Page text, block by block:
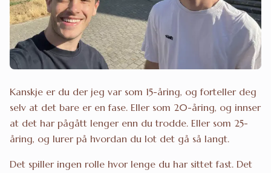
Kanskje er du der jeg var som 15-åring, og forteller deg
selv at det bare er en fase. Eller som 20-åring, og innser
at det har pågått lenger enn du trodde. Eller som 25-
åring, og lurer på hvordan du lot det gå så langt.
Det spiller ingen rolle hvor lenge du har sittet fast. Det